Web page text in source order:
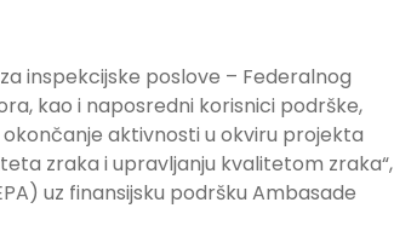
inspekcijske poslove – Federalnog
kao i naposredni korisnici podrške,
aktivnosti u okviru projekta
zraka i upravljanju kvalitetom zraka“,
uz finansijsku podršku Ambasade